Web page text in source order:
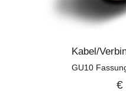
Kabel/
GU10
€